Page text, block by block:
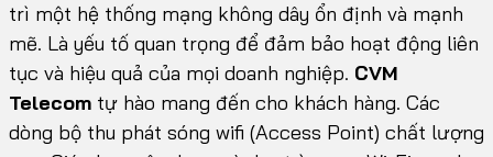
trì một hệ thống mạng không dây ổn định và mạnh
mẽ. Là yếu tố quan trọng để đảm bảo hoạt động liên
tục và hiệu quả của mọi doanh nghiệp. CVM
Telecom tự hào mang đến cho khách hàng. Các
dòng bộ thu phát sóng wifi (Access Point) chất lượng